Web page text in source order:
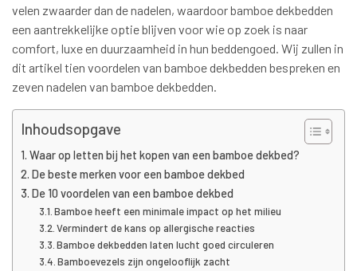
velen zwaarder dan de nadelen, waardoor bamboe dekbedden
een aantrekkelijke optie blijven voor wie op zoek is naar
comfort, luxe en duurzaamheid in hun beddengoed. Wij zullen in
dit artikel tien voordelen van bamboe dekbedden bespreken en
zeven nadelen van bamboe dekbedden.
Inhoudsopgave
Waar op letten bij het kopen van een bamboe dekbed?
De beste merken voor een bamboe dekbed
De 10 voordelen van een bamboe dekbed
Bamboe heeft een minimale impact op het milieu
Vermindert de kans op allergische reacties
Bamboe dekbedden laten lucht goed circuleren
Bamboevezels zijn ongelooflijk zacht